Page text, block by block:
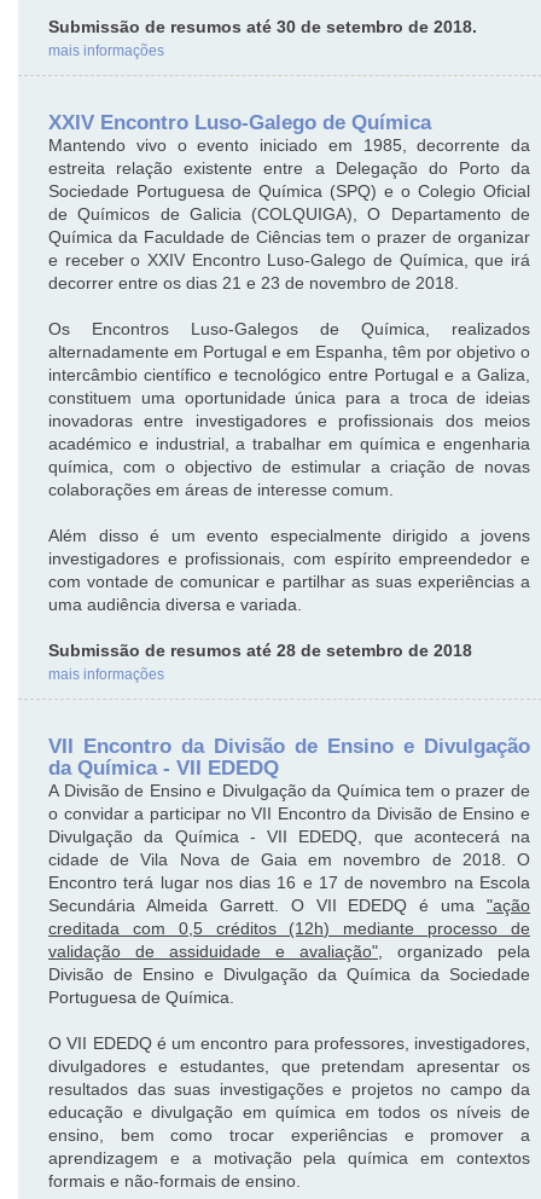
Submissão de resumos até 30 de setembro de 2018.
mais informações
XXIV Encontro Luso-Galego de Química
Mantendo vivo o evento iniciado em 1985, decorrente da
estreita relação existente entre a Delegação do Porto da
Sociedade Portuguesa de Química (SPQ) e o Colegio Oficial
de Químicos de Galicia (COLQUIGA), O Departamento de
Química da Faculdade de Ciências tem o prazer de organizar
e receber o XXIV Encontro Luso-Galego de Química, que irá
decorrer entre os dias 21 e 23 de novembro de 2018.
Os Encontros Luso-Galegos de Química, realizados
alternadamente em Portugal e em Espanha, têm por objetivo o
intercâmbio científico e tecnológico entre Portugal e a Galiza,
constituem uma oportunidade única para a troca de ideias
inovadoras entre investigadores e profissionais dos meios
académico e industrial, a trabalhar em química e engenharia
química, com o objectivo de estimular a criação de novas
colaborações em áreas de interesse comum.
Além disso é um evento especialmente dirigido a jovens
investigadores e profissionais, com espírito empreendedor e
com vontade de comunicar e partilhar as suas experiências a
uma audiência diversa e variada.
Submissão de resumos até 28 de setembro de 2018
mais informações
VII Encontro da Divisão de Ensino e Divulgação
da Química - VII EDEDQ
A Divisão de Ensino e Divulgação da Química tem o prazer de
o convidar a participar no VII Encontro da Divisão de Ensino e
Divulgação da Química - VII EDEDQ, que acontecerá na
cidade de Vila Nova de Gaia em novembro de 2018. O
Encontro terá lugar nos dias 16 e 17 de novembro na Escola
Secundária Almeida Garrett. O VII EDEDQ é uma "ação
creditada com 0,5 créditos (12h) mediante processo de
validação de assiduidade e avaliação" , organizado pela
Divisão de Ensino e Divulgação da Química da Sociedade
Portuguesa de Química.
O VII EDEDQ é um encontro para professores, investigadores,
divulgadores e estudantes, que pretendam apresentar os
resultados das suas investigações e projetos no campo da
educação e divulgação em química em todos os níveis de
ensino, bem como trocar experiências e promover a
aprendizagem e a motivação pela química em contextos
formais e não-formais de ensino.